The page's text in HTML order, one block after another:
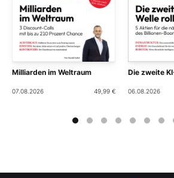
Milliarden im Weltraum
07.08.2026 49,99 €
Die zweite
06.08.2026